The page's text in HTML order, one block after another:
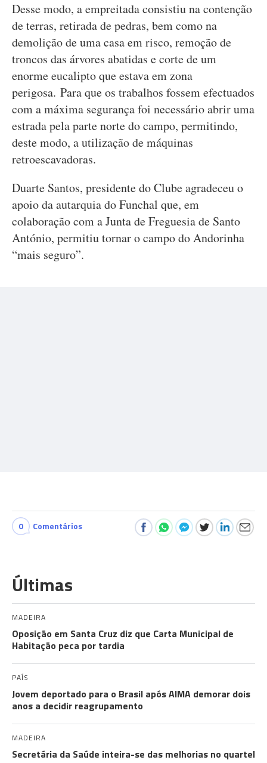
Desse modo, a empreitada consistiu na contenção
de terras, retirada de pedras, bem como na
demolição de uma casa em risco, remoção de
troncos das árvores abatidas e corte de um
enorme eucalipto que estava em zona
perigosa. Para que os trabalhos fossem efectuados
com a máxima segurança foi necessário abrir uma
estrada pela parte norte do campo, permitindo,
deste modo, a utilização de máquinas
retroescavadoras.
Duarte Santos, presidente do Clube agradeceu o
apoio da autarquia do Funchal que, em
colaboração com a Junta de Freguesia de Santo
António, permitiu tornar o campo do Andorinha
“mais seguro”.
0 Comentários
Últimas
MADEIRA
Oposição em Santa Cruz diz que Carta Municipal de
Habitação peca por tardia
PAÍS
Jovem deportado para o Brasil após AIMA demorar dois
anos a decidir reagrupamento
MADEIRA
Secretária da Saúde inteira-se das melhorias no quartel